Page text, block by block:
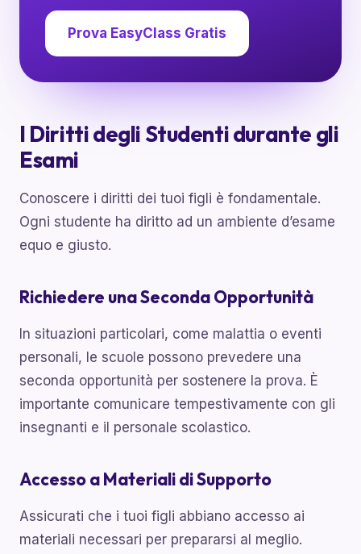
Prova EasyClass Gratis
I Diritti degli Studenti durante gli
Esami
Conoscere i diritti dei tuoi figli è fondamentale.
Ogni studente ha diritto ad un ambiente d’esame
equo e giusto.
Richiedere una Seconda Opportunità
In situazioni particolari, come malattia o eventi
personali, le scuole possono prevedere una
seconda opportunità per sostenere la prova. È
importante comunicare tempestivamente con gli
insegnanti e il personale scolastico.
Accesso a Materiali di Supporto
Assicurati che i tuoi figli abbiano accesso ai
materiali necessari per prepararsi al meglio.